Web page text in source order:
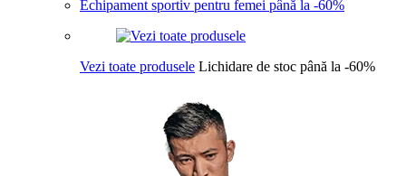
Echipament sportiv pentru femei până la -60%
Vezi toate produsele Lichidare de stoc până la -60%